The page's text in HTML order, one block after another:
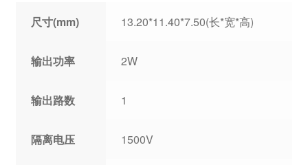
尺寸(mm) 13.20*11.40*7.50(长*宽*高)
输出功率 2W
输出路数 1
隔离电压 1500V